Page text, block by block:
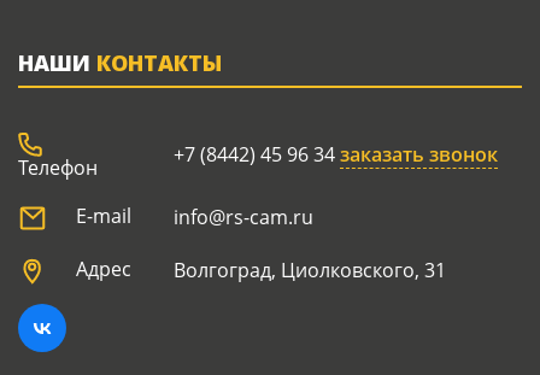
НАШИ КОНТАКТЫ
Телефон +7 (8442) 45 96 34заказать звонок
E-mail
info@rs-cam.ru
Адрес
Волгоград, Циолковского, 31